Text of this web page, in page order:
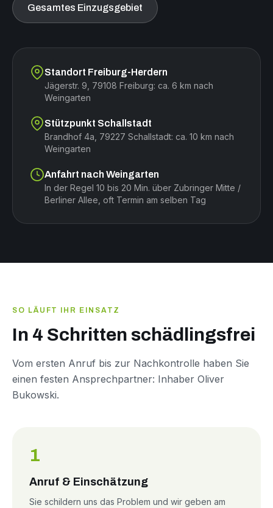
Gesamtes Einzugsgebiet
Standort Freiburg-Herdern
Jägerstr. 9, 79108 Freiburg: ca. 6 km nach
Weingarten
Stützpunkt Schallstadt
Brandhof 4a, 79227 Schallstadt: ca. 10 km nach
Weingarten
Anfahrt nach Weingarten
In der Regel 10 bis 20 Min. über Zubringer Mitte /
Berliner Allee, oft Termin am selben Tag
SO LÄUFT IHR EINSATZ
In 4 Schritten schädlingsfrei
Vom ersten Anruf bis zur Nachkontrolle haben Sie
einen festen Ansprechpartner: Inhaber Oliver
Bukowski.
1
Anruf & Einschätzung
Sie schildern uns das Problem und wir geben am